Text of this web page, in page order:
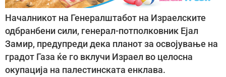
Началникот на Генералштабот на Израелските
одбранбени сили, генерал-потполковник Ејал
Замир, предупреди дека планот за освојување на
градот Газа ќе го вклучи Израел во целосна
окупација на палестинската енклава.